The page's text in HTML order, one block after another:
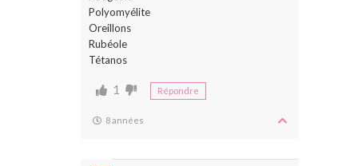
Polyomyélite
Oreillons
Rubéole
Tétanos
1 Répondre
8 années